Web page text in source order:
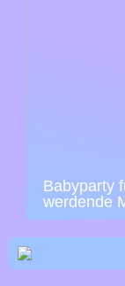
Babyparty
werdende